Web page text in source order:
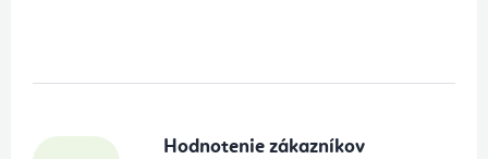
Hodnotenie zákazníkov